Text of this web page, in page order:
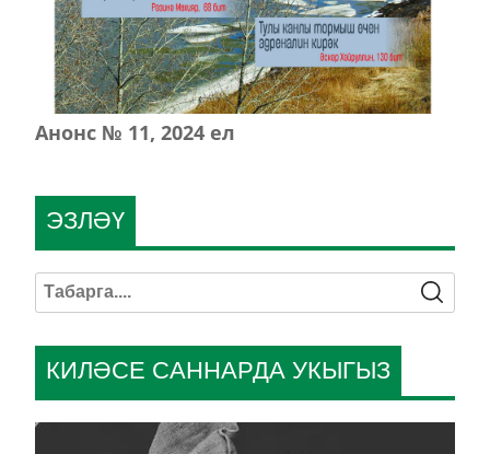
Анонс № 11, 2024 ел
КИЛӘСЕ САННАРДА УКЫГЫЗ
ЭЗЛӘҮ